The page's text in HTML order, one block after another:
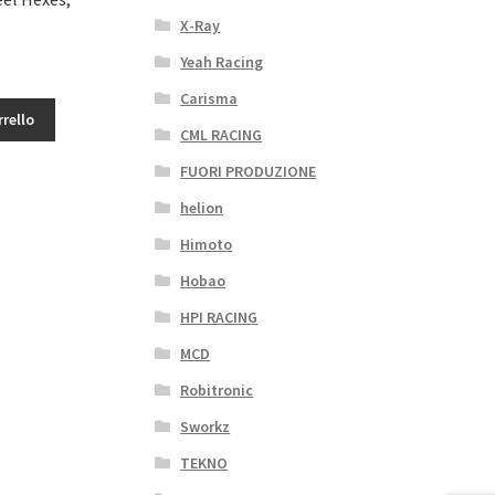
X-Ray
Yeah Racing
Carisma
CML RACING
FUORI PRODUZIONE
helion
Himoto
Hobao
HPI RACING
MCD
Robitronic
Sworkz
TEKNO